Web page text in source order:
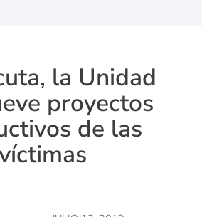
la Unidad
proyectos
de las